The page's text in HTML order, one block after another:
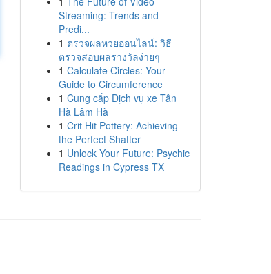
Streaming: Trends and
Predi...
1 ตรวจผลหวยออนไลน์: วิธี
ตรวจสอบผลรางวัลง่ายๆ
1 Calculate Circles: Your
Guide to Circumference
1 Cung cấp Dịch vụ xe Tân
Hà Lâm Hà
1 Crit Hit Pottery: Achieving
the Perfect Shatter
1 Unlock Your Future: Psychic
Readings in Cypress TX